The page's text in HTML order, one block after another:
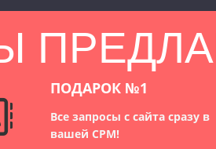
ПОДАРОК №1
Все запросы с сайта сразу в
вашей СРМ!